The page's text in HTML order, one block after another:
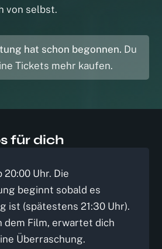
von selbst.
hat schon begonnen. Du
Tickets mehr kaufen.
für dich
20:00 Uhr. Die
beginnt sobald es
ist (spätestens 21:30 Uhr).
dem Film, erwartet dich
Überraschung.